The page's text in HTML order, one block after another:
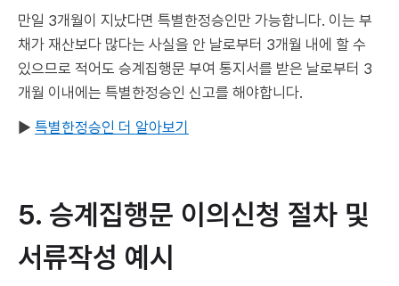
만일 3개월이 지났다면 특별한정승인만 가능합니다. 이는 부
채가 재산보다 많다는 사실을 안 날로부터 3개월 내에 할 수
있으므로 적어도 승계집행문 부여 통지서를 받은 날로부터 3
개월 이내에는 특별한정승인 신고를 해야합니다.
▶ 특별한정승인 더 알아보기
5. 승계집행문 이의신청 절차 및
서류작성 예시